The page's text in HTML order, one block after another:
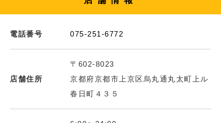
電話番号 075-251-6772
店舗住所
〒602-8023
京都府京都市上京区烏丸通丸太町上ル
春日町４３５